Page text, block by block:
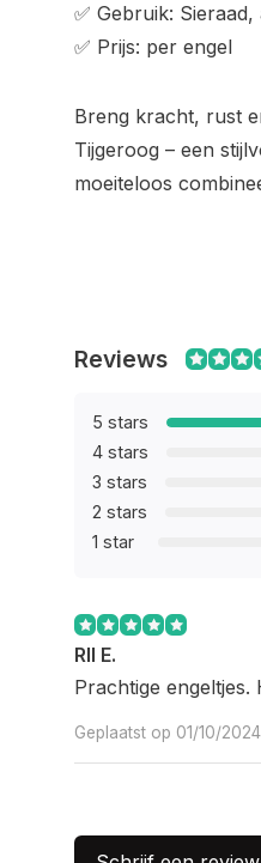
✅ Gebruik:
✅ Prijs: per engel
Breng kracht, rust
Tijgeroog – een
moeiteloos
Reviews
5 stars
4 stars
3 stars
2 stars
1 star
Rll E.
Prachtige engeltjes.
Geplaatst op 01/10/2024